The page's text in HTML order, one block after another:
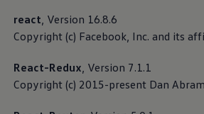
Licentieaanwijzingen van derden
Cookierichtlijn
react, Version 16.8.6
Copyright (c) Facebook, Inc. and its
React-Redux, Version 7.1.1
Copyright (c) 2015-present Dan